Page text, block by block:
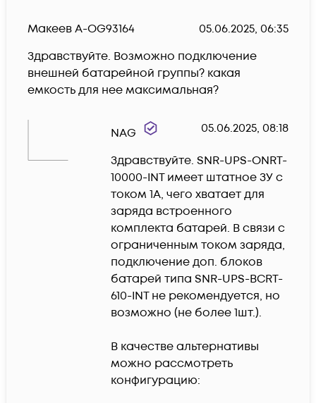
Макеев А-OG93164
05.06.2025, 06:35
Здравствуйте. Возможно подключение
внешней батарейной группы? какая
емкость для нее максимальная?
NAG 05.06.2025, 08:18
Здравствуйте. SNR-UPS-ONRT-
10000-INT имеет штатное ЗУ с
током 1А, чего хватает для
заряда встроенного
комплекта батарей. В связи с
ограниченным током заряда,
подключение доп. блоков
батарей типа SNR-UPS-BCRT-
610-INT не рекомендуется, но
возможно (не более 1шт.).
В качестве альтернативы
можно рассмотреть
конфигурацию: